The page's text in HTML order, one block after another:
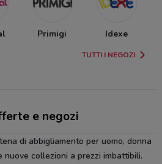
Primigi Idexe
TUTTI I NEGOZI
e negozi
di abbigliamento per uomo, donna
nuove collezioni a prezzi imbattibili.